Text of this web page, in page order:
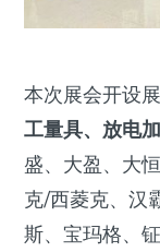
本次展会开设
工量具、放电
盛、大盈、大
克/西菱克、汉
斯、宝玛格、